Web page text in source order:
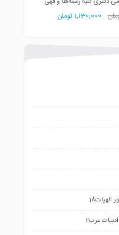
1,130,000تومان
الهیات18
ادبیات عرب2